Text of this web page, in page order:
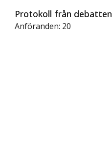
Protokoll från debatten
Anföranden: 20